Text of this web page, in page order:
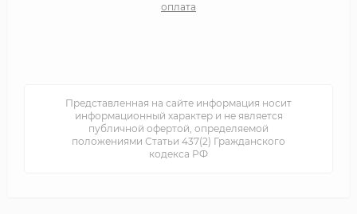
оплата
Представленная на сайте информация носит
информационный характер и не является
публичной офертой, определяемой
положениями Статьи 437(2) Гражданского
кодекса РФ